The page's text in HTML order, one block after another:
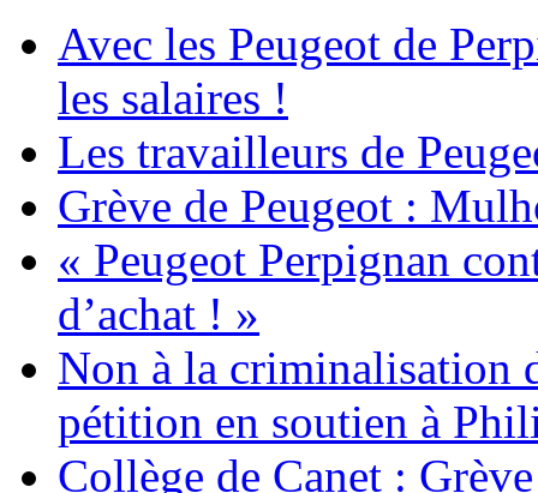
Avec les Peugeot de
les salaires !
Les travailleurs de
Grève de Peugeot :
« Peugeot Perpignan
d’achat ! »
Non à la criminalisation
pétition en soutien à
Collège de Canet :